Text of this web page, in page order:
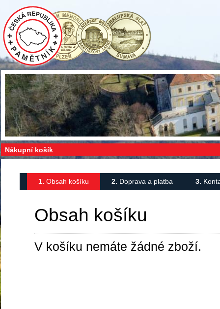
Nákupní košík
1. Obsah košíku 2. Doprava a platba 3.
Obsah košíku
V košíku nemáte žádné zboží.